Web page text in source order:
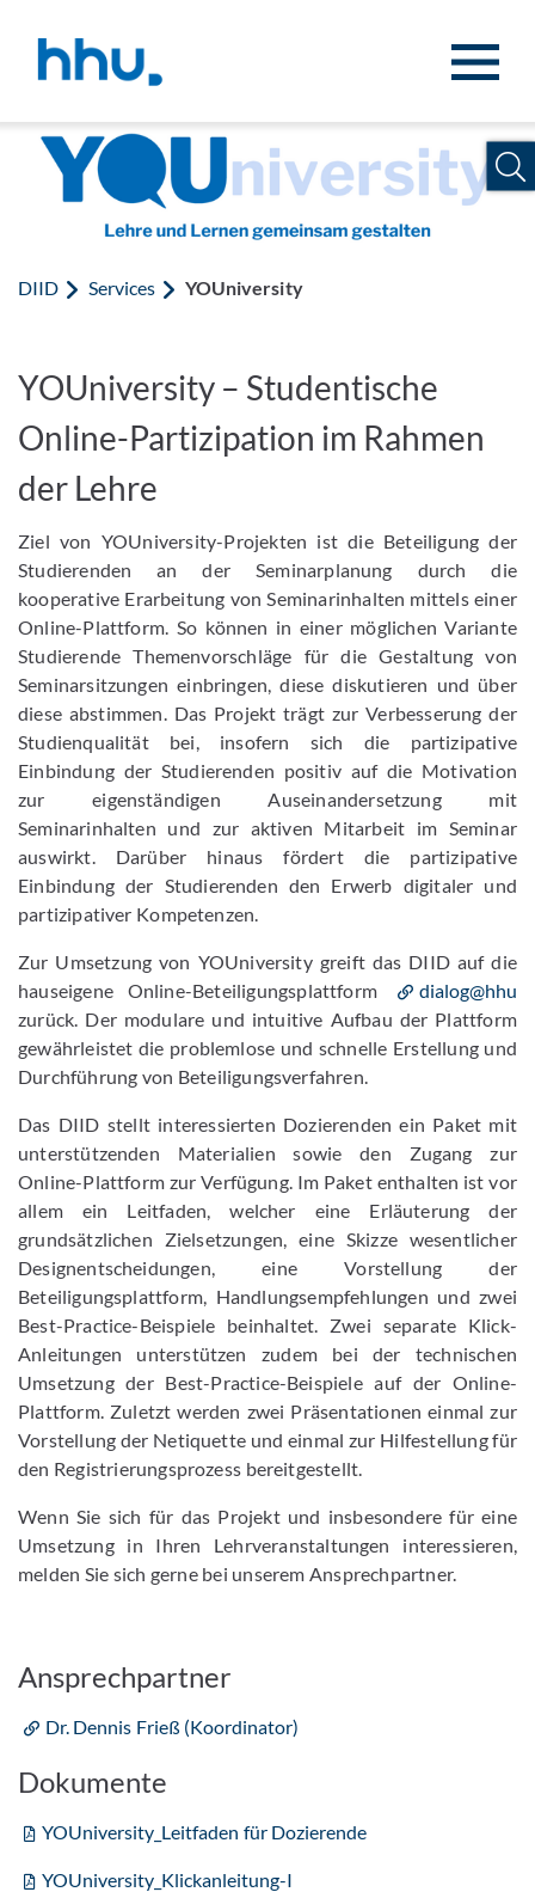
DIID Services YOUniversity
YOUniversity – Studentische
Online-Partizipation im Rahmen
der Lehre
Ziel von YOUniversity-Projekten ist die Beteiligung der
Studierenden an der Seminarplanung durch die
kooperative Erarbeitung von Seminarinhalten mittels einer
Online-Plattform. So können in einer möglichen Variante
Studierende Themenvorschläge für die Gestaltung von
Seminarsitzungen einbringen, diese diskutieren und über
diese abstimmen. Das Projekt trägt zur Verbesserung der
Studienqualität bei, insofern sich die partizipative
Einbindung der Studierenden positiv auf die Motivation
zur eigenständigen Auseinandersetzung mit
Seminarinhalten und zur aktiven Mitarbeit im Seminar
auswirkt. Darüber hinaus fördert die partizipative
Einbindung der Studierenden den Erwerb digitaler und
partizipativer Kompetenzen.
Zur Umsetzung von YOUniversity greift das DIID auf die
hauseigene Online-Beteiligungsplattform
dialog@hhu
zurück. Der modulare und intuitive Aufbau der Plattform
gewährleistet die problemlose und schnelle Erstellung und
Durchführung von Beteiligungsverfahren.
Das DIID stellt interessierten Dozierenden ein Paket mit
unterstützenden Materialien sowie den Zugang zur
Online-Plattform zur Verfügung. Im Paket enthalten ist vor
allem ein Leitfaden, welcher eine Erläuterung der
grundsätzlichen Zielsetzungen, eine Skizze wesentlicher
Designentscheidungen, eine Vorstellung der
Beteiligungsplattform, Handlungsempfehlungen und zwei
Best-Practice-Beispiele beinhaltet. Zwei separate Klick-
Anleitungen unterstützen zudem bei der technischen
Umsetzung der Best-Practice-Beispiele auf der Online-
Plattform. Zuletzt werden zwei Präsentationen einmal zur
Vorstellung der Netiquette und einmal zur Hilfestellung für
den Registrierungsprozess bereitgestellt.
Wenn Sie sich für das Projekt und insbesondere für eine
Umsetzung in Ihren Lehrveranstaltungen interessieren,
melden Sie sich gerne bei unserem Ansprechpartner.
Ansprechpartner
Dr. Dennis Frieß (Koordinator)
Dokumente
YOUniversity_Leitfaden für Dozierende
YOUniversity_Klickanleitung-I